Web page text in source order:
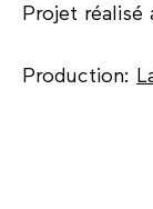
Projet réalisé
Production: